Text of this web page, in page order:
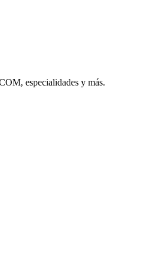
especialidades y más.